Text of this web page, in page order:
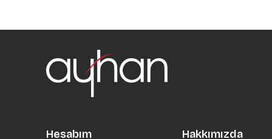
Hesabım Hakkımızda